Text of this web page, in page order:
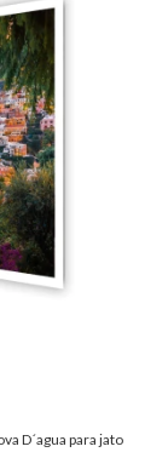
D´agua para jato